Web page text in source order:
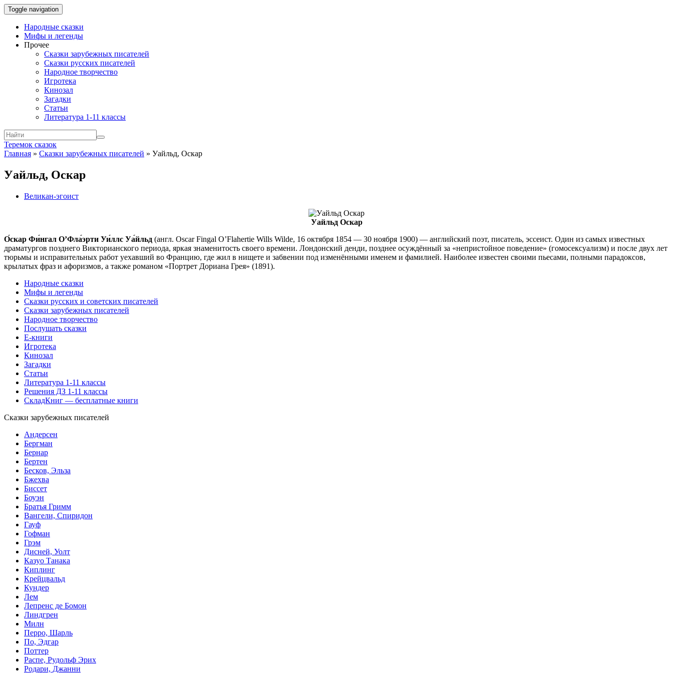
Toggle navigation
Народные сказки
Мифы и легенды
Прочее
Сказки зарубежных писателей
Сказки русских писателей
Народное творчество
Игротека
Кинозал
Загадки
Статьи
Литература 1-11 классы
Теремок сказок
Главная » Сказки зарубежных писателей » Уайльд, Оскар
Уайльд, Оскар
Великан-эгоист
Уайльд Оскар
О́скар Фи́нгал О’Фла́эрти Уи́ллс Уа́йльд (англ. Oscar Fingal O’Flahertie Wills Wilde, 16 октября 1854 — 30 ноября 1900) — английский поэт, писатель, эссеист. Один из самых известных
драматургов позднего Викторианского периода, яркая знаменитость своего времени. Лондонский денди, позднее осуждённый за «непристойное поведение» (гомосексуализм) и после двух лет
тюрьмы и исправительных работ уехавший во Францию, где жил в нищете и забвении под изменёнными именем и фамилией. Наиболее известен своими пьесами, полными парадоксов,
крылатых фраз и афоризмов, а также романом «Портрет Дориана Грея» (1891).
Народные сказки
Мифы и легенды
Сказки русских и советских писателей
Сказки зарубежных писателей
Народное творчество
Послушать сказки
Е-книги
Игротека
Кинозал
Загадки
Статьи
Литература 1-11 классы
Решения ДЗ 1-11 классы
СкладКниг — бесплатные книги
Сказки зарубежных писателей
Андерсен
Бергман
Бернар
Бертен
Бесков, Эльза
Бжехва
Биссет
Боуэн
Братья Гримм
Вангели, Спиридон
Гауф
Гофман
Грэм
Дисней, Уолт
Казуо Танака
Киплинг
Крейцвальд
Кундер
Лем
Лепренс де Бомон
Линдгрен
Милн
Перро, Шарль
По, Эдгар
Поттер
Распе, Рудольф Эрих
Родари, Джанни